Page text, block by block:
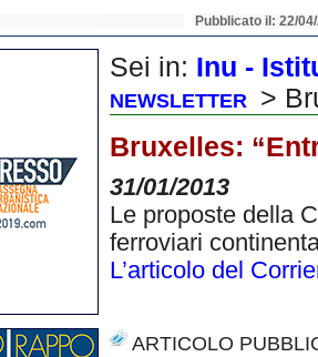
Pubblicato il: 22/
Sei in: Inu -
NEWSLETTER
>
Bruxelles:
31/01/2013
Le proposte della
ferroviari
L’articolo del
ARTICOLO